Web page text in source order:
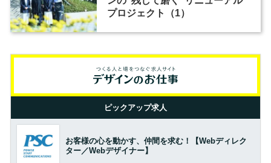
プロジェクト（1）
ピックアップ求人
お客様の心を動かす、仲間を求む！【Webディレク
ター／Webデザイナー】